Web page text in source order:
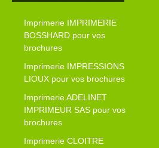
Imprimerie IMPRIMERIE
BOSSHARD pour vos
brochures
Imprimerie IMPRESSIONS
LIOUX pour vos brochures
Imprimerie ADELINET
IMPRIMEUR SAS pour vos
brochures
Imprimerie CLOITRE